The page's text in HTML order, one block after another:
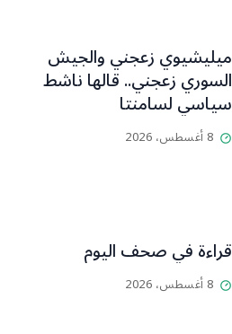
ميليشيوي زعجني والجيش
السوري زعجني.. قالها ناشط
سياسي لسامنتا
8 أغسطس، 2026
قراءة في صحف اليوم
8 أغسطس، 2026